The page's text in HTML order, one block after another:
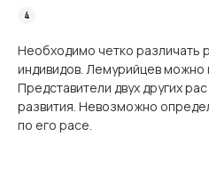
Необходимо четко различать
индивидов. Лемурийцев можно
Представители двух других
развития. Невозможно
по его расе.